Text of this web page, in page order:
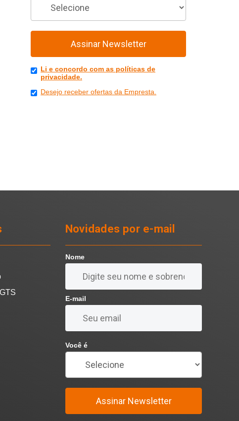
Assinar Newsletter
Li e concordo com as políticas de
privacidade.
Desejo receber ofertas da Empresta.
Novidades por e-mail
Nome
E-mail
Você é
Assinar Newsletter